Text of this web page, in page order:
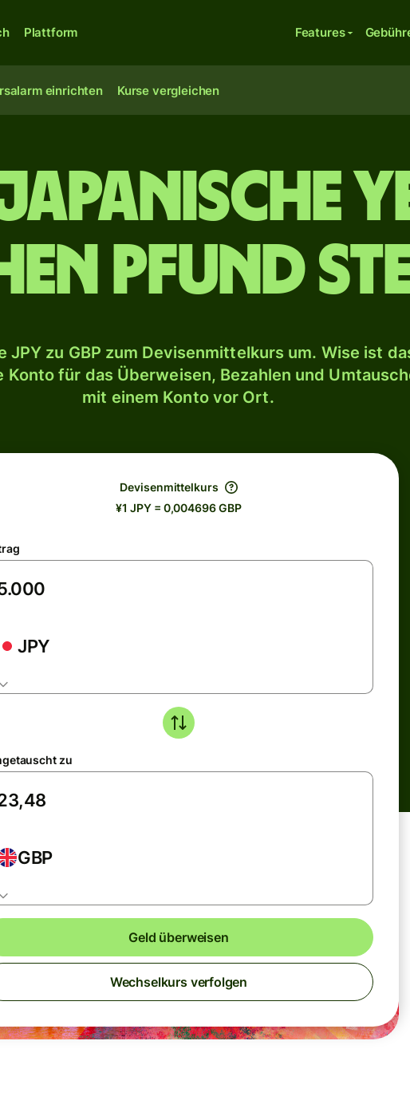
Plattform Features
einrichten Kurse vergleichen
Pfund
JPY zu GBP zum Devisenmittelkurs um. Wise ist
Konto für das Überweisen, Bezahlen und
mit einem Konto vor Ort.
Devisenmittelkurs
¥1 JPY = 0,004696 GBP
JPY
zu
GBP
Geld überweisen
Wechselkurs verfolgen